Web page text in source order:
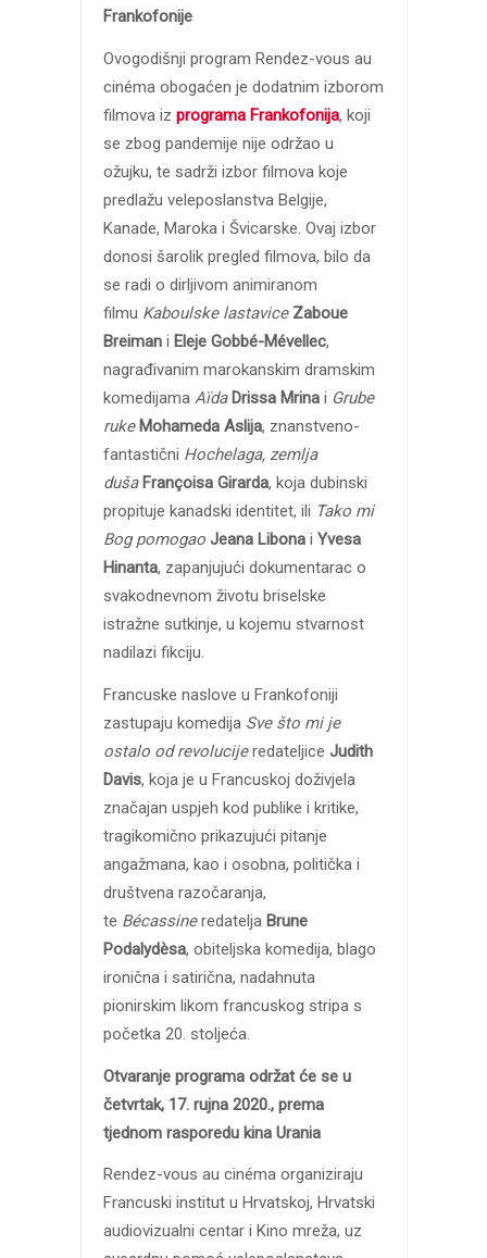
Frankofonije
Ovogodišnji program Rendez-vous au
cinéma obogaćen je dodatnim izborom
filmova iz programa Frankofonija, koji
se zbog pandemije nije održao u
ožujku, te sadrži izbor filmova koje
predlažu veleposlanstva Belgije,
Kanade, Maroka i Švicarske. Ovaj izbor
donosi šarolik pregled filmova, bilo da
se radi o dirljivom animiranom
filmu Kaboulske lastavice Zaboue
Breimani Eleje Gobbé-Mévellec,
nagrađivanim marokanskim dramskim
komedijama Aïda Drissa Mrinai Grube
ruke Mohameda Aslija, znanstveno-
fantastični Hochelaga, zemlja
duša Françoisa Girarda, koja dubinski
propituje kanadski identitet, ili Tako mi
Bog pomogao Jeana Libonai Yvesa
Hinanta, zapanjujući dokumentarac o
svakodnevnom životu briselske
istražne sutkinje, u kojemu stvarnost
nadilazi fikciju.
Francuske naslove u Frankofoniji
zastupaju komedija Sve što mi je
ostalo od revolucijeredateljice Judith
Davis, koja je u Francuskoj doživjela
značajan uspjeh kod publike i kritike,
tragikomično prikazujući pitanje
angažmana, kao i osobna, politička i
društvena razočaranja,
te Bécassineredatelja Brune
Podalydèsa, obiteljska komedija, blago
ironična i satirična, nadahnuta
pionirskim likom francuskog stripa s
početka 20. stoljeća.
Otvaranje programa održat će se u
četvrtak, 17. rujna 2020., prema
tjednom rasporedu kina Urania
Rendez-vous au cinéma organiziraju
Francuski institut u Hrvatskoj, Hrvatski
audiovizualni centar i Kino mreža, uz